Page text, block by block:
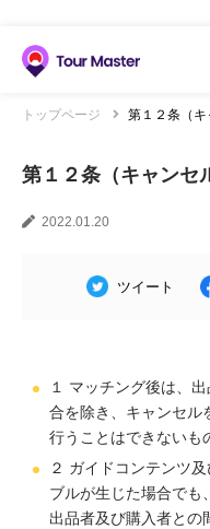
トップページ 第１２条（キ
第１２条（キャンセ
2022.01.20
ツイート
１ マッチング後は、
合を除き、キャンセル
行うことはできないも
２ ガイドコンテンツ
ブルが生じた場合でも、
出品者及び購入者との